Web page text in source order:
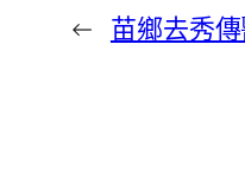
← 苗鄉去秀